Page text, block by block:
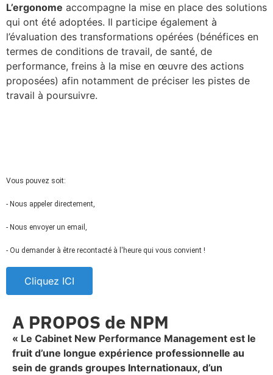
L’ergonome accompagne la mise en place des solutions
qui ont été adoptées. Il participe également à
l’évaluation des transformations opérées (bénéfices en
termes de conditions de travail, de santé, de
performance, freins à la mise en œuvre des actions
proposées) afin notamment de préciser les pistes de
travail à poursuivre.
Vous pouvez soit:
- Nous appeler directement,
- Nous envoyer un email,
- Ou demander à être recontacté à l'heure qui vous convient !
Cliquez ICI
A PROPOS de NPM
« Le Cabinet New Performance Management est le
fruit d’une longue expérience professionnelle au
sein de grands groupes Internationaux, d’un